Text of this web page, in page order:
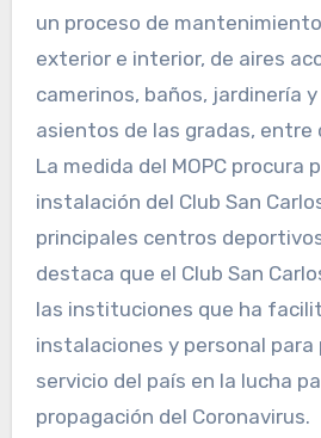
un proceso de
exterior e interior, de aires
camerinos, baños, jardinería
asientos de las gradas, entre
La medida del MOPC procura
instalación del Club San
principales centros
destaca que el Club San
las instituciones que ha
instalaciones y personal para
servicio del país en la lucha
propagación del Coronavirus.